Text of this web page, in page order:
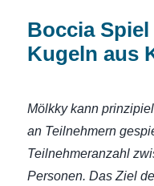
Boccia
Kugeln aus
Mölkky kann
an Teilnehmern
Teilnehmeranzahl
Personen. Das Ziel